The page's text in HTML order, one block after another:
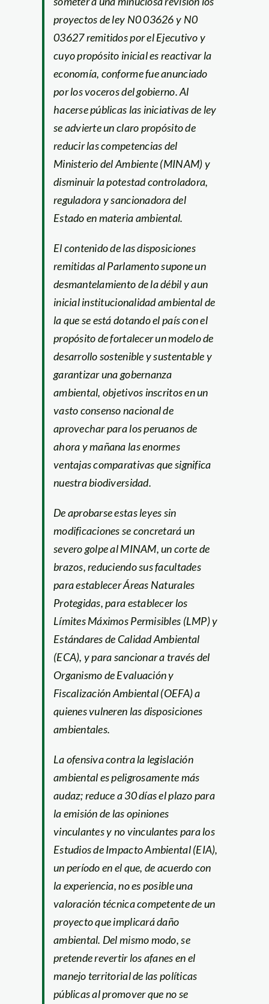
proyectos de ley N0 03626 y N0
03627 remitidos por el Ejecutivo y
cuyo propósito inicial es reactivar la
economía, conforme fue anunciado
por los voceros del gobierno. Al
hacerse públicas las iniciativas de ley
se advierte un claro propósito de
reducir las competencias del
Ministerio del Ambiente (MINAM) y
disminuir la potestad controladora,
reguladora y sancionadora del
Estado en materia ambiental.
El contenido de las disposiciones
remitidas al Parlamento supone un
desmantelamiento de la débil y aun
inicial institucionalidad ambiental de
la que se está dotando el país con el
propósito de fortalecer un modelo de
desarrollo sostenible y sustentable y
garantizar una gobernanza
ambiental, objetivos inscritos en un
vasto consenso nacional de
aprovechar para los peruanos de
ahora y mañana las enormes
ventajas comparativas que significa
nuestra biodiversidad.
De aprobarse estas leyes sin
modificaciones se concretará un
severo golpe al MINAM, un corte de
brazos, reduciendo sus facultades
para establecer Áreas Naturales
Protegidas, para establecer los
Límites Máximos Permisibles (LMP) y
Estándares de Calidad Ambiental
(ECA), y para sancionar a través del
Organismo de Evaluación y
Fiscalización Ambiental (OEFA) a
quienes vulneren las disposiciones
ambientales.
La ofensiva contra la legislación
ambiental es peligrosamente más
audaz; reduce a 30 días el plazo para
la emisión de las opiniones
vinculantes y no vinculantes para los
Estudios de Impacto Ambiental (EIA),
un período en el que, de acuerdo con
la experiencia, no es posible una
valoración técnica competente de un
proyecto que implicará daño
ambiental. Del mismo modo, se
pretende revertir los afanes en el
manejo territorial de las políticas
públicas al promover que no se